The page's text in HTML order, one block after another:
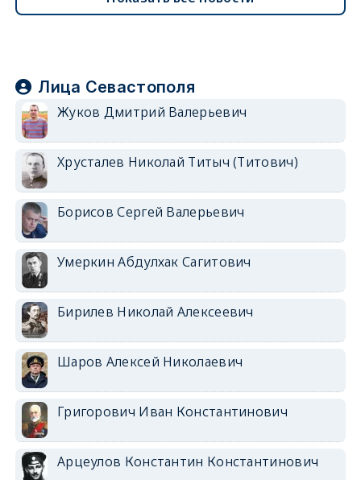
Лица Севастополя
Жуков Дмитрий Валерьевич
Хрусталев Николай Титыч (Титович)
Борисов Сергей Валерьевич
Умеркин Абдулхак Сагитович
Бирилев Николай Алексеевич
Шаров Алексей Николаевич
Григорович Иван Константинович
Арцеулов Константин Константинович